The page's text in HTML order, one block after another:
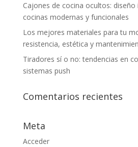
Cajones de cocina ocultos:
cocinas modernas y funcionales
Los mejores materiales para tu
resistencia, estética y
Tiradores sí o no: tendencias en
sistemas push
Comentarios recientes
Meta
Acceder